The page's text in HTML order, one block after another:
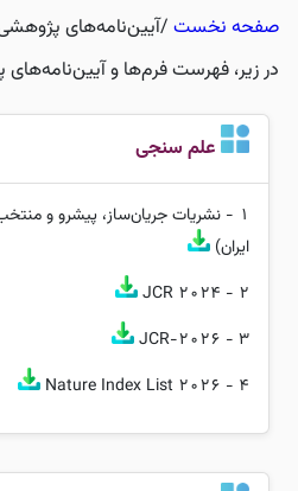
صفحه نخست /آیین‌نامه‌های
در زیر، فهرست فرم‌ها و
علم سنجی
1 -
نشریات جریان‌ساز، پیشرو و
ایران)
2 -
JCR 2024
3 -
JCR-2026
4 -
Nature Index List 2026